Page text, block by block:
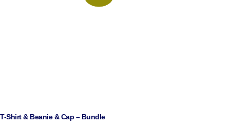
T-Shirt & Beanie & Cap – Bundle